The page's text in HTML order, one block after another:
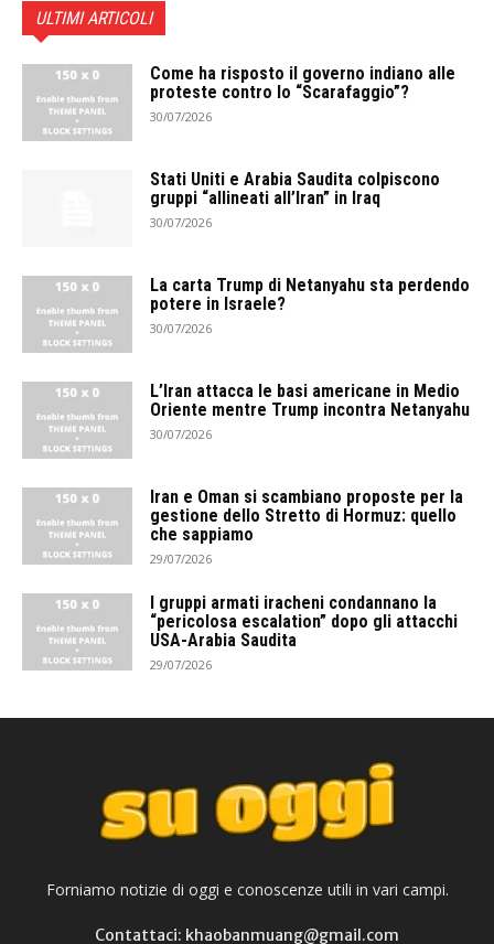
ULTIMI ARTICOLI
Come ha risposto il governo indiano alle
proteste contro lo “Scarafaggio”?
30/07/2026
Stati Uniti e Arabia Saudita colpiscono
gruppi “allineati all’Iran” in Iraq
30/07/2026
La carta Trump di Netanyahu sta perdendo
potere in Israele?
30/07/2026
L’Iran attacca le basi americane in Medio
Oriente mentre Trump incontra Netanyahu
30/07/2026
Iran e Oman si scambiano proposte per la
gestione dello Stretto di Hormuz: quello
che sappiamo
29/07/2026
I gruppi armati iracheni condannano la
“pericolosa escalation” dopo gli attacchi
USA-Arabia Saudita
29/07/2026
Forniamo notizie di oggi e conoscenze utili in vari campi.
Contattaci: khaobanmuang@gmail.com